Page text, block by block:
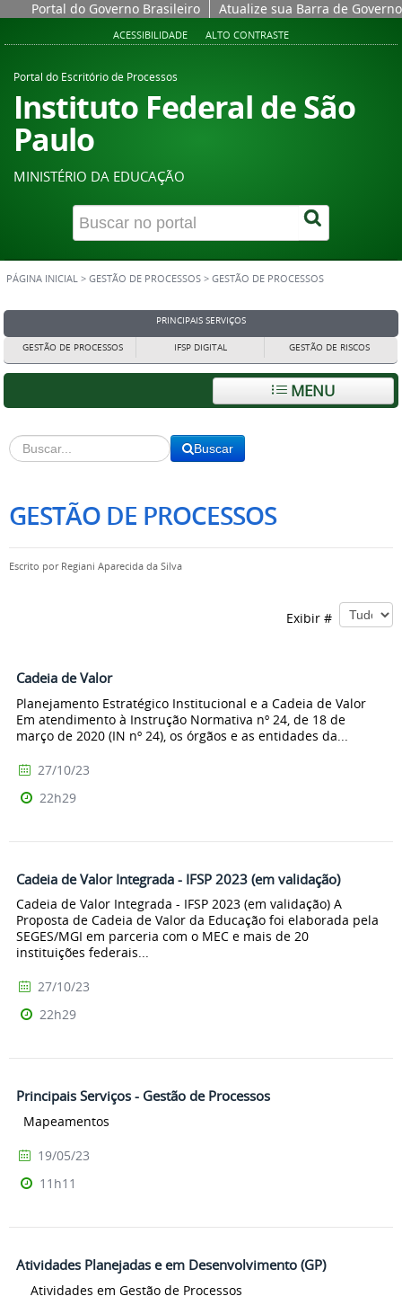
Portal do Governo Brasileiro Atualize sua Barra de Governo
ACESSIBILIDADE ALTO CONTRASTE
Portal do Escritório de Processos
Instituto Federal de São
Paulo
MINISTÉRIO DA EDUCAÇÃO
PÁGINA INICIAL > GESTÃO DE PROCESSOS > GESTÃO DE PROCESSOS
PRINCIPAIS SERVIÇOS
GESTÃO DE PROCESSOS IFSP DIGITAL GESTÃO DE RISCOS
MENU
Buscar
GESTÃO DE PROCESSOS
Escrito por Regiani Aparecida da Silva
Exibir #
Cadeia de Valor
Planejamento Estratégico Institucional e a Cadeia de Valor
Em atendimento à Instrução Normativa nº 24, de 18 de
março de 2020 (IN nº 24), os órgãos e as entidades da...
27/10/23
22h29
Cadeia de Valor Integrada - IFSP 2023 (em validação)
Cadeia de Valor Integrada - IFSP 2023 (em validação) A
Proposta de Cadeia de Valor da Educação foi elaborada pela
SEGES/MGI em parceria com o MEC e mais de 20
instituições federais...
27/10/23
22h29
Principais Serviços - Gestão de Processos
Mapeamentos
19/05/23
11h11
Atividades Planejadas e em Desenvolvimento (GP)
Atividades em Gestão de Processos